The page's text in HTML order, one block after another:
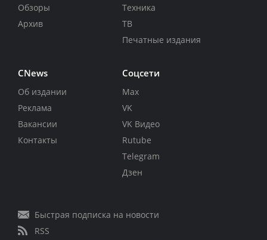
Обзоры
Архив
Техника
ТВ
Печатные издания
CNews
Об издании
Реклама
Вакансии
Контакты
Соцсети
Max
VK
VK Видео
Rutube
Telegram
Дзен
Быстрая подписка на новости
RSS